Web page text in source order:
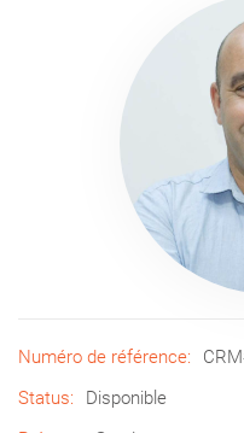
Numéro de référence:
Status:
Disponible